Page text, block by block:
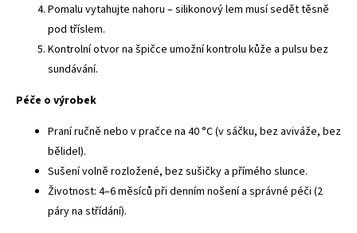
Pomalu vytahujte nahoru – silikonový lem musí sedět těsně
pod tříslem.
Kontrolní otvor na špičce umožní kontrolu kůže a pulsu bez
sundávání.
Péče o výrobek
Praní ručně nebo v pračce na 40 °C (v sáčku, bez aviváže, bez
bělidel).
Sušení volně rozložené, bez sušičky a přímého slunce.
Životnost: 4–6 měsíců při denním nošení a správné péči (2
páry na střídání).